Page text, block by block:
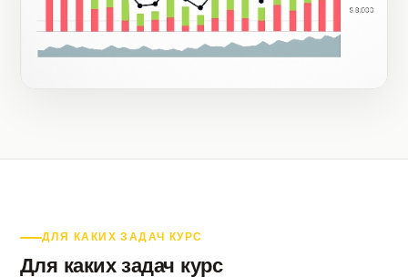
ДЛЯ КАКИХ ЗАДАЧ КУРС
Для каких задач курс